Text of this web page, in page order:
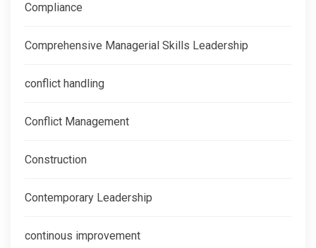
Compliance
Comprehensive Managerial Skills Leadership
conflict handling
Conflict Management
Construction
Contemporary Leadership
continous improvement